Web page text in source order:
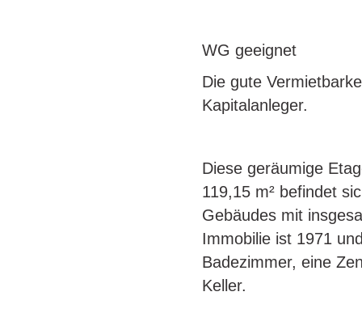
WG geeignet
Die gute
Kapitalanleger.
Diese geräumige
119,15 m² befindet
Gebäudes mit
Immobilie ist 1971
Badezimmer, eine
Keller.